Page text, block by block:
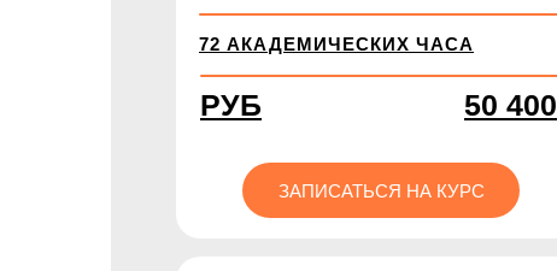
ЗАПИСАТЬСЯ НА КУРС
РУБ 50 400
72 АКАДЕМИЧЕСКИХ ЧАСА